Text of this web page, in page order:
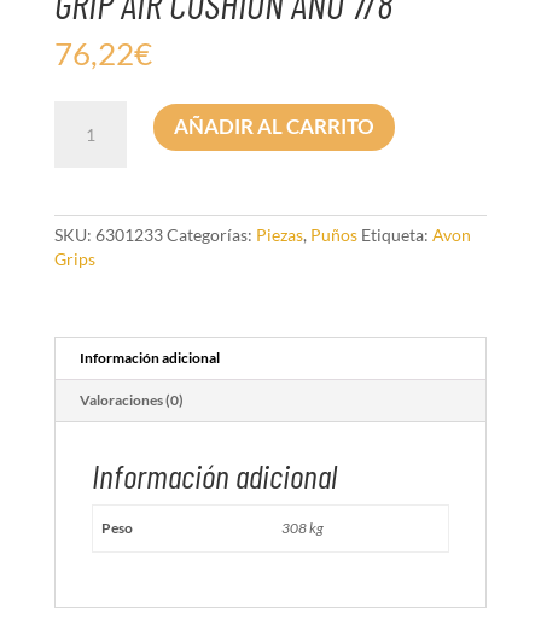
76,22€
cantidad
AÑADIR AL CARRITO
SKU: 6301233Categorías: Piezas, Puños Etiqueta: Avon
Grips
Información adicional
Valoraciones (0)
Información adicional
Peso 308 kg